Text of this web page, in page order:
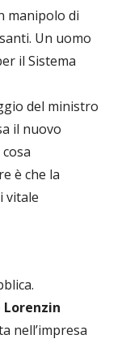
manipolo di
Un uomo
il Sistema
del ministro
il nuovo
è che la
vitale
nell’impresa